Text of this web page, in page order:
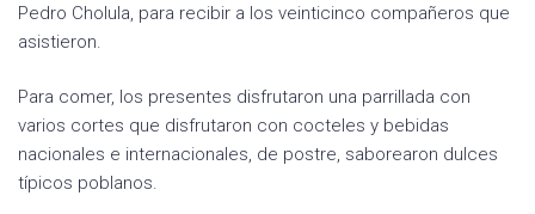
Pedro Cholula, para recibir a los veinticinco compañeros que
asistieron.
Para comer, los presentes disfrutaron una parrillada con
varios cortes que disfrutaron con cocteles y bebidas
nacionales e internacionales, de postre, saborearon dulces
típicos poblanos.